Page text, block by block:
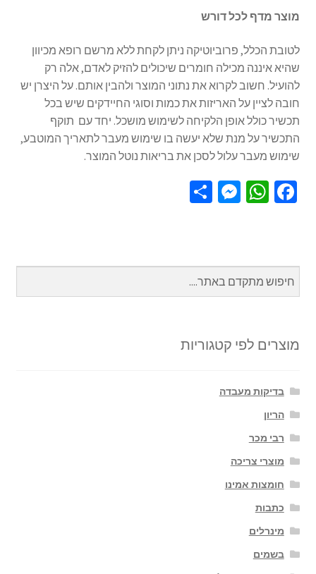
מוצר מדף לכל דורש
לטובת הכלל, פרוביוטיקה ניתן לקחת ללא מרשם רופא מכיוון
שהיא איננה מכילה חומרים שיכולים להזיק לאדם, אלה רק
להועיל. חשוב לקרוא את נתוני המוצר ולהבין אותם. על היצרן יש
חובה לציין על האריזות את כמות וסוגי החיידקים שיש בכל
תכשיר כולל אופן הלקיחה לשימוש מושכל. יחד עם תוקף
התכשיר על מנת שלא יעשה בו שימוש מעבר לתאריך המוטבע,
שימוש מעבר עלול לסכן את בריאות נוטל המוצר.
Fa
o
o
k
W
sA
p
p
M
n
ge
r
S
e
מוצרים לפי קטגוריות
בדיקות מעבדה
הריון
רבי מכר
מוצרי צריכה
חומצות אמינו
כתבות
מינרלים
בשמים